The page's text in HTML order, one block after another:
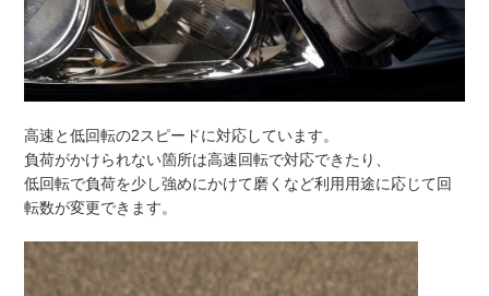
高速と低回転の2スピードに対応しています。
負荷がかけられない箇所は高速回転で対応できたり、
低回転で負荷を少し強めにかけて磨くなど利用用途に応じて回
転数が変更できます。